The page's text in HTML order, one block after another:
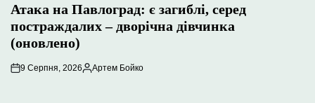
Атака на Павлоград: є загиблі, серед
постраждалих – дворічна дівчинка
(оновлено)
9 Серпня, 2026
Опубліковано
Артем Бойко